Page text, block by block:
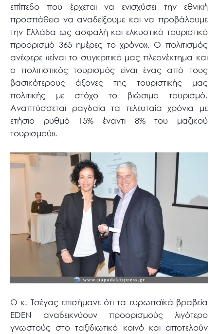
επίπεδο που έρχεται να ενισχύσει την εθνική
προσπάθεια να αναδείξουμε και να προβάλουμε
την Ελλάδα ως ασφαλή και ελκυστικό τουριστικό
προορισμό 365 ημέρες το χρόνο». Ο πολιτισμός
ανέφερε «είναι το συγκριτικό μας πλεονέκτημα και
ο πολιτιστικός τουρισμός είναι ένας από τους
βασικότερους άξονες της τουριστικής μας
πολιτικής με στόχο το βιώσιμο τουρισμό.
Αναπτύσσεται ραγδαία τα τελευταία χρόνια με
ετήσιο ρυθμό 15% έναντι 8% του μαζικού
τουρισμού».
Ο κ. Τσέγας επισήμανε ότι τα ευρωπαϊκά βραβεία
EDEN αναδεικνύουν προορισμούς λιγότερο
γνωστούς στο ταξιδιωτικό κοινό και αποτελούν